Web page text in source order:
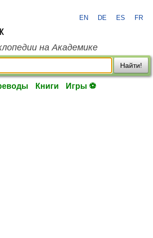
EN DE ES FR
на Академике
Найти!
Книги Игры ⚽